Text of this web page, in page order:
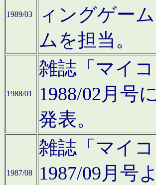
1989/03
ィングゲー
ムを担当。
1988/01
雑誌「マイ
1988/02月号
発表。
1987/08
雑誌「マイ
1987/09月号